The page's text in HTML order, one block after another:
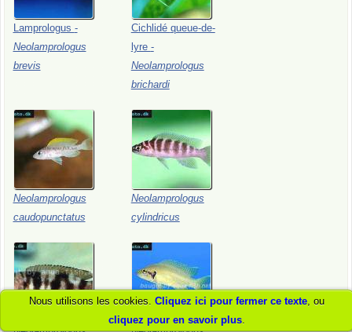
Lamprologus -
Neolamprologus
brevis
Cichlidé queue-de-
lyre -
Neolamprologus
brichardi
Neolamprologus
caudopunctatus
Neolamprologus
cylindricus
Nous utilisons les cookies. Cliquez ici pour fermer ce texte , ou
cliquez pour en savoir plus